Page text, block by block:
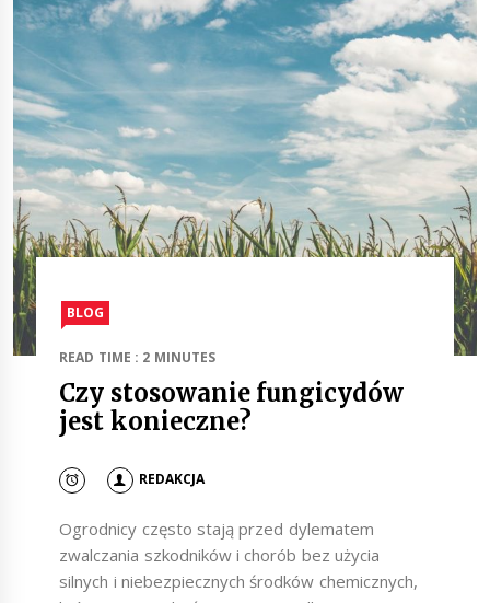
BLOG
READ TIME : 2 MINUTES
Czy stosowanie fungicydów
jest konieczne?
REDAKCJA
Ogrodnicy często stają przed dylematem
zwalczania szkodników i chorób bez użycia
silnych i niebezpiecznych środków chemicznych,